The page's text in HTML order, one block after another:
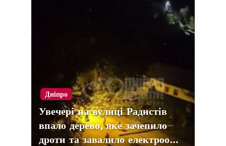
Дніпро
Увечері на вулиці Радистів
впало дерево, яке зачепило
дроти та завалило електроо…